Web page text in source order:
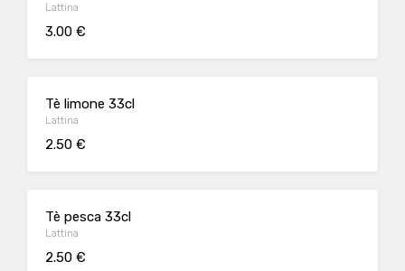
Lattina
3.00 €
Tè limone 33cl
Lattina
2.50 €
Tè pesca 33cl
Lattina
2.50 €